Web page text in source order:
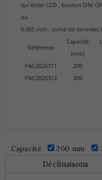
sur écran LCD , bouton ON/
ou
0.005 inch , sortie de données
Référence
Capacité
(mm)
PAC2026311 200
PAC2026312
300
Capacité 200 mm
Déclinaisons